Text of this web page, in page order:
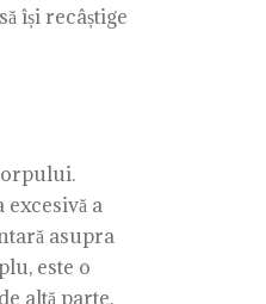
își recâștige
a
asupra
este o
altă parte,